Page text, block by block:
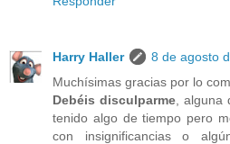
Harry Haller
8 de agosto
Muchísimas gracias por lo
Debéis disculparme ,
tenido algo de tiempo pero
con insignificancias o